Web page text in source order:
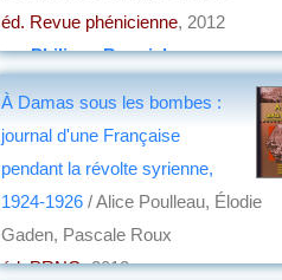
éd. Revue phénicienne, 2012
parPhilippe Bonnichon
À Damas sous les bombes :
journal d'une Française
pendant la révolte syrienne,
1924-1926 / Alice Poulleau, Élodie
Gaden, Pascale Roux
éd. PRNG, 2012